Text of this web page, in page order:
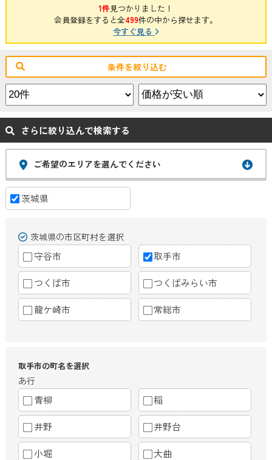
1件見つかりました！
会員登録をすると全499件の中から探せます。
今すぐ見る
条件を絞り込む
さらに絞り込んで検索する
ご希望のエリアを選んでください
茨城県
茨城県の市区町村を選択
守谷市 取手市
つくば市 つくばみらい市
龍ケ崎市 常総市
取手市の町名を選択
あ行
青柳 稲
井野 井野台
小堀 大曲